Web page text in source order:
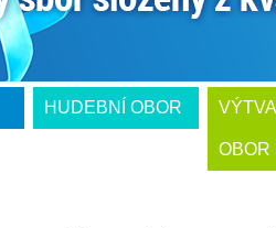
HUDEBNÍ OBOR
OBOR